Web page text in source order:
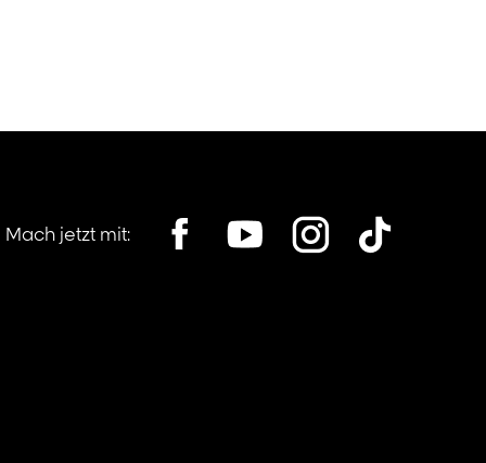
Mach jetzt mit:
location, opens in a new window